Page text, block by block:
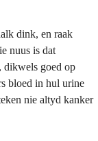
dink, en raak
nuus is dat
dikwels goed op
bloed in hul urine
nie altyd kanker